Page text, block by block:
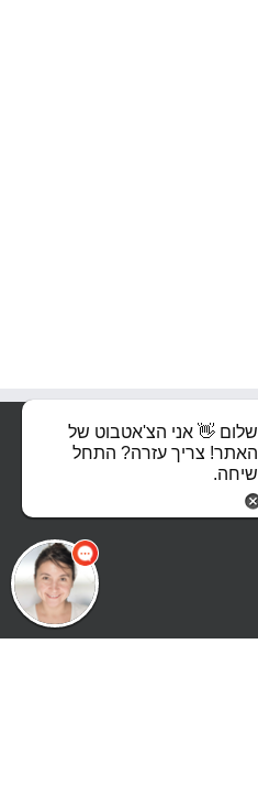
שלום 👋 אני הצ'אטבוט של
האתר! צריך עזרה? התחל
שיחה.